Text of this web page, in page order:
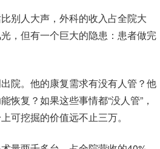
别人大声，外科的收入占全院大
，但有一个巨大的隐患：患者做完
院。他的康复需求有没有人管？他
复？如果这些事情都“没人管”，
可挖掘的价值远不止三万。